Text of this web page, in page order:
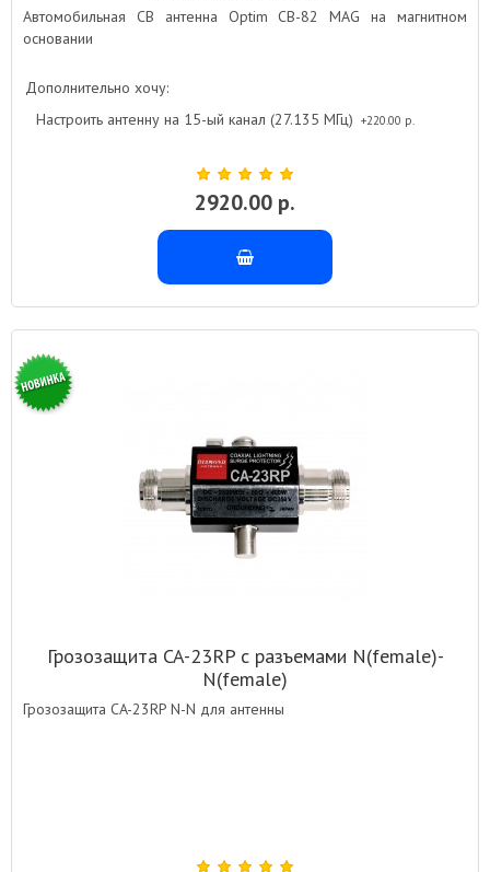
Автомобильная СВ антенна Optim CB-82 MAG на магнитном
основании
Дополнительно хочу:
Настроить антенну на 15-ый канал (27.135 МГц) +220.00 р.
2920.00 р.
Грозозащита CA-23RP с разъемами N(female)-
N(female)
Грозозащита CA-23RP N-N для антенны